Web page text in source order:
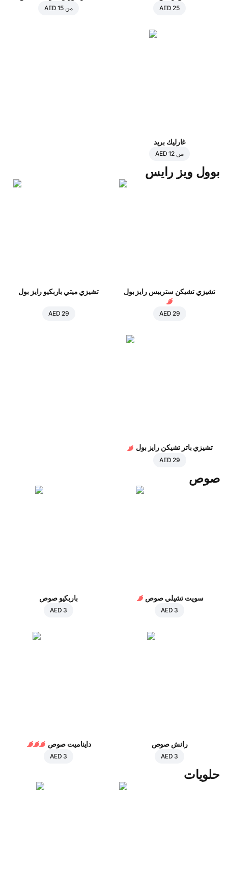
AED 25 من AED 15
غارليك بريد
من AED 12
بوول ويز رايس
تشيزي تشيكن ستريبس رايز بول
AED 29
تشيزي ميتي باربكيو رايز بول
AED 29
تشيزي باتر تشيكن رايز بول
AED 29
صوص
سويت تشيلي صوص
AED 3
باربكيو صوص
AED 3
رانش صوص
AED 3
دايناميت صوص
AED 3
حلويات